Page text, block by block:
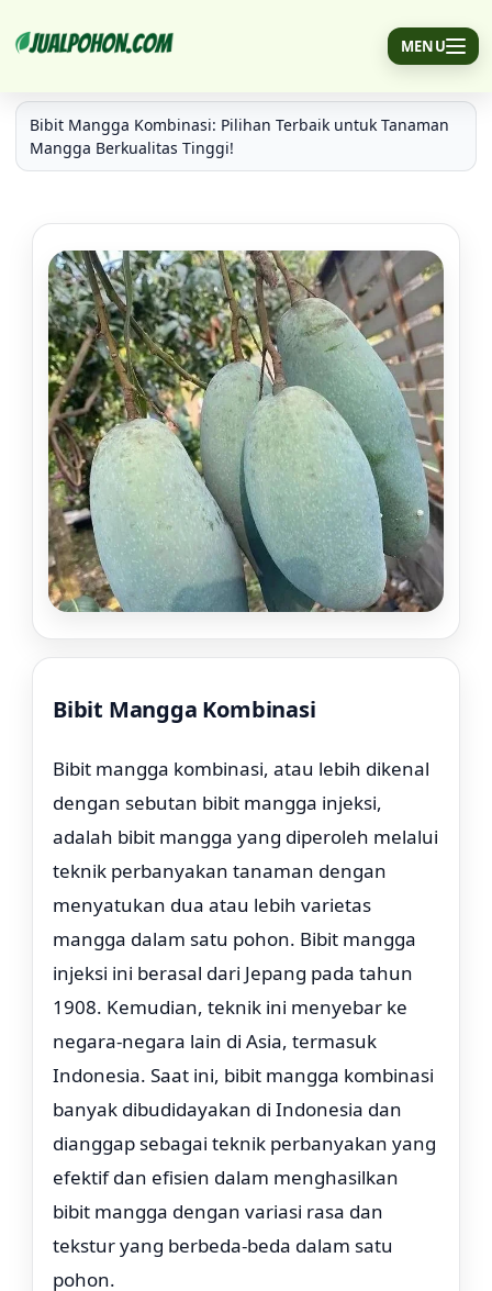
MENU
Jual Tanaman Mangga Kombinasi Yang Baik
Bibit Mangga Kombinasi: Pilihan Terbaik untuk Tanaman
Mangga Berkualitas Tinggi!
Bibit Mangga Kombinasi
Bibit mangga kombinasi, atau lebih dikenal
dengan sebutan bibit mangga injeksi,
adalah bibit mangga yang diperoleh melalui
teknik perbanyakan tanaman dengan
menyatukan dua atau lebih varietas
mangga dalam satu pohon. Bibit mangga
injeksi ini berasal dari Jepang pada tahun
1908. Kemudian, teknik ini menyebar ke
negara-negara lain di Asia, termasuk
Indonesia. Saat ini, bibit mangga kombinasi
banyak dibudidayakan di Indonesia dan
dianggap sebagai teknik perbanyakan yang
efektif dan efisien dalam menghasilkan
bibit mangga dengan variasi rasa dan
tekstur yang berbeda-beda dalam satu
pohon.